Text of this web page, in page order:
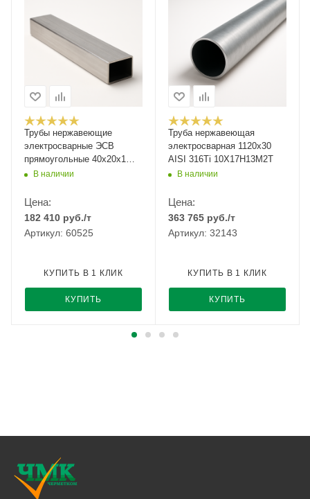
Трубы нержавеющие
электросварные ЭСВ
прямоугольные 40х20х1
зерк имп ASTM A554,
В наличии
Цена:
182 410 руб./т
Артикул: 60525
КУПИТЬ
КУПИТЬ В 1 КЛИК
Труба нержавеющая
электросварная 1120х30
AISI 316Ti 10Х17Н13М2Т
В наличии
Цена:
363 765 руб./т
Артикул: 32143
КУПИТЬ
КУПИТЬ В 1 КЛИК